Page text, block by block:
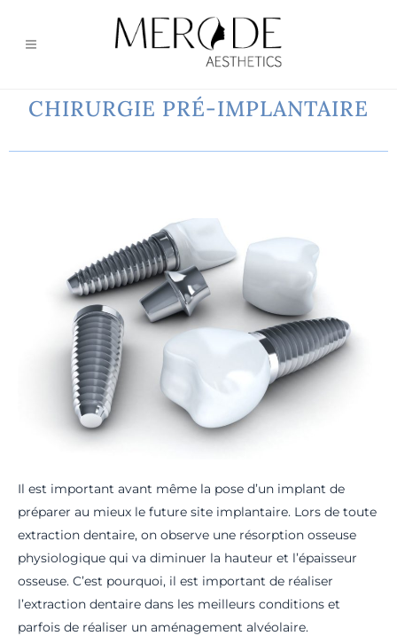
CHIRURGIE PRÉ-IMPLANTAIRE
Il est important avant même la pose d’un implant de
préparer au mieux le future site implantaire. Lors de toute
extraction dentaire, on observe une résorption osseuse
physiologique qui va diminuer la hauteur et l’épaisseur
osseuse. C’est pourquoi, il est important de réaliser
l’extraction dentaire dans les meilleurs conditions et
parfois de réaliser un aménagement alvéolaire.